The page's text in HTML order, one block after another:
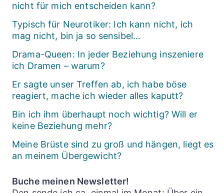
nicht für mich entscheiden kann?
Typisch für Neurotiker: Ich kann nicht, ich
mag nicht, bin ja so sensibel…
Drama-Queen: In jeder Beziehung inszeniere
ich Dramen – warum?
Er sagte unser Treffen ab, ich habe böse
reagiert, mache ich wieder alles kaputt?
Bin ich ihm überhaupt noch wichtig? Will er
keine Beziehung mehr?
Meine Brüste sind zu groß und hängen, liegt es
an meinem Übergewicht?
Buche meinen Newsletter!